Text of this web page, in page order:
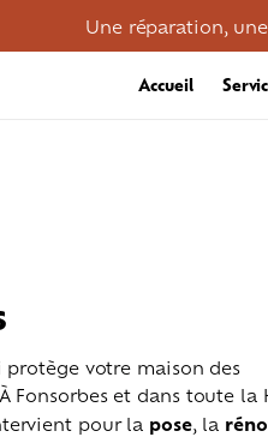
Une réparation,
Accueil
protège votre maison des
Fonsorbes et dans toute la
pour la pose, la